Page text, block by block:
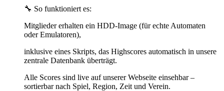
🔧 So funktioniert es:
Mitglieder erhalten ein HDD-Image (für echte Automaten
oder Emulatoren),
inklusive eines Skripts, das Highscores automatisch in unsere
zentrale Datenbank überträgt.
Alle Scores sind live auf unserer Webseite einsehbar –
sortierbar nach Spiel, Region, Zeit und Verein.